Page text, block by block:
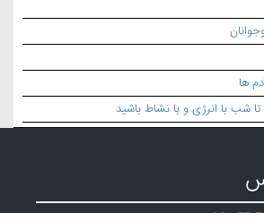
ها
شب با انرژی و با نشاط باشید